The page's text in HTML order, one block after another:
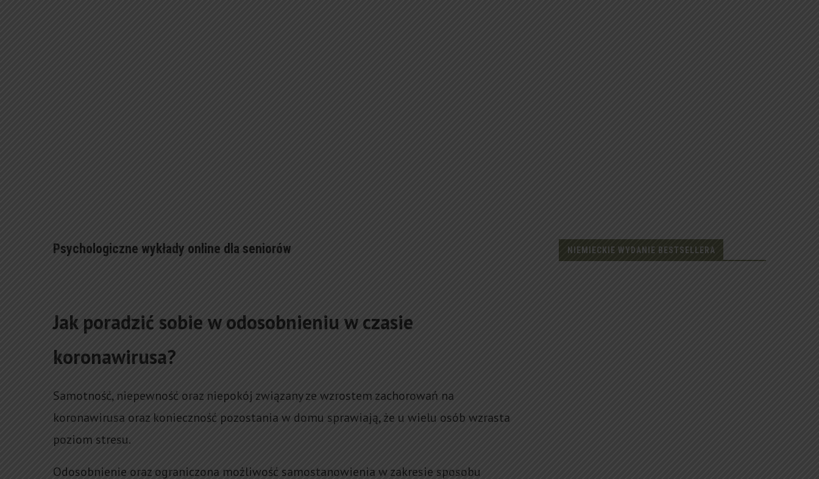
Psychologiczne wykłady online dla seniorów
Jak poradzić sobie w odosobnieniu w czasie
koronawirusa?
Samotność, niepewność oraz niepokój związany ze wzrostem zachorowań na
koronawirusa oraz konieczność pozostania w domu sprawiają, że u wielu osób wzrasta
poziom stresu.
Odosobnienie oraz ograniczona możliwość samostanowienia w zakresie sposobu
NIEMIECKIE WYDANIE BESTSELLERA